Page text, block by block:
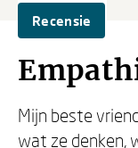
Recensie
Mijn beste
wat ze denken,